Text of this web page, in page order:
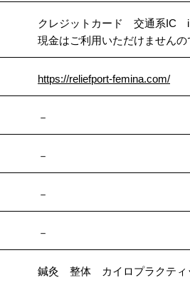
クレジットカード 交通系IC
現金はご利用いただけません
https://reliefport-femina.com/
－
－
－
－
鍼灸 整体 カイロプラクティ